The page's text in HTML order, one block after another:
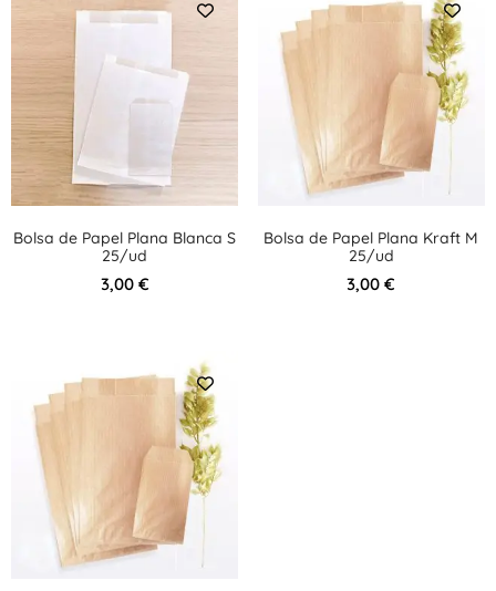
Bolsa de Papel Plana Blanca S
25/ud
3,00 €
Bolsa de Papel Plana Kraft M
25/ud
3,00€